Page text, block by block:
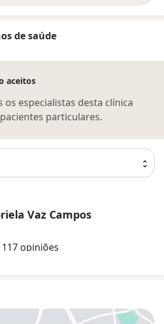
de saúde
aceitos
especialistas desta clínica
particulares.
Vaz Campos
117 opiniões